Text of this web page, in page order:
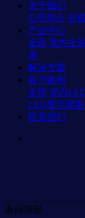
关于我们
公司简介 在
产品中心
全部 室内全
屏
解决方案
客户案例
全部 室内
LED显示屏案
联系我们
返回顶部